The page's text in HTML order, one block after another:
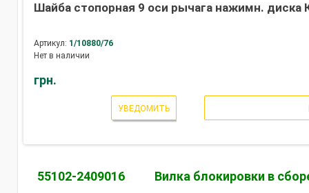
Шайба стопорная 9 оси рычага нажимн. диска
Артикул: 1/10880/76
Нет в наличии
грн.
УВЕДОМИТЬ
55102-2409016 Вилка блокировки в